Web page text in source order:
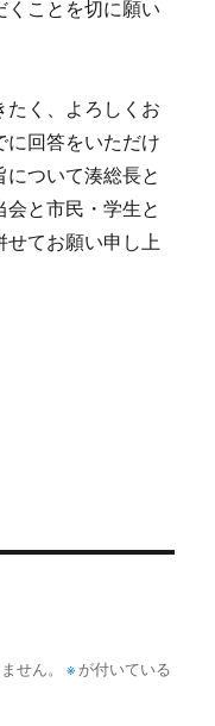
くことを切に願い
たく、よろしくお
に回答をいただけ
ついて湊総長と
と市民・学生と
せてお願い申し上
せん。 ※ が付いている